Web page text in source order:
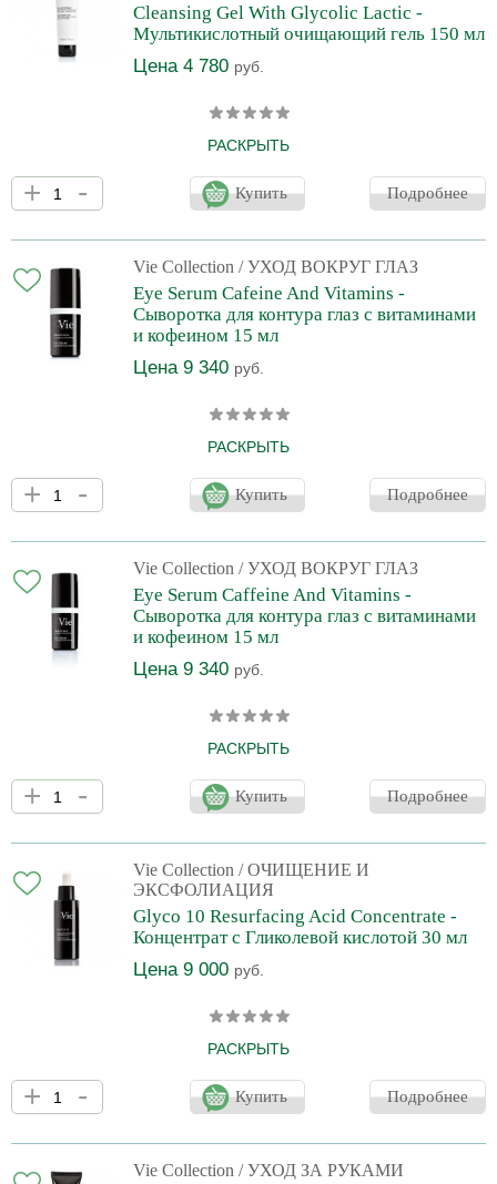
глубокое и быстрое увлажнение, заполняет и
Cleansing Gel With Glycolic Lactic -
Мультикислотный очищающий гель 150 мл
Цена 4 780 руб.
РАСКРЫТЬ
Очищающий гель со свежим ароматом розы, жасмина и ириса
содержит 1% AHA-BHA кислот. Идеально подходит для
очищения комбинированной и жирной кожи. При
умывания ощущение чистоты и свежести. Гликолевая кислота
очищает и обновляет поверхность кожи. Молочная кислота
стимулирует выработку коллагена, уменьшает морщины,
увлажняет и улучшает качество кожи. Салициловая кислота
удаляет омертвевшие к
+ - Купить Подробнее
Vie Collection / УХОД ВОКРУГ ГЛАЗ
Eye Serum Cafeine And Vitamins -
Сыворотка для контура глаз c витаминами
и кофеином 15 мл
Цена 9 340 руб.
РАСКРЫТЬ
Высококонцентрированная сыворотка с флюидной текстурой
"вторая кожа", обеспечивает коже вокруг глаз ощущение
свежести, увлажнения и мгновенного снятия усталости.Кофеин
кровообращение, помогает заметно уменьшить отечность и
темные круги под глазами. Проявляет антиоксидантное
действие и помогает замедлить старение. Ниацинамид придает
сияние коже и уменьшает темные пятна, замедляя трансп
+ - Купить Подробнее
Vie Collection / УХОД ВОКРУГ ГЛАЗ
Eye Serum Caffeine And Vitamins -
Сыворотка для контура глаз c витаминами
и кофеином 15 мл
Цена 9 340 руб.
РАСКРЫТЬ
Высококонцентрированная сыворотка с флюидной текстурой
"вторая кожа", обеспечивает коже вокруг глаз ощущение
свежести, увлажнения и мгновенного снятия усталости. Кофеин
кровообращение, помогает заметно уменьшить отечность и
темные круги под глазами. Проявляет антиоксидантное
действие и помогает замедлить старение. Ниацинамид придает
сияние коже и уменьшает темные пятна, замедляя транс
+ - Купить Подробнее
Vie Collection / ОЧИЩЕНИЕ И
ЭКСФОЛИАЦИЯ
Glyco 10 Resurfacing Acid Concentrate -
Концентрат с Гликолевой кислотой 30 мл
Цена 9 000 руб.
РАСКРЫТЬ
Гелевая сыворотка без ароматизаторов идеально подходит для
подготовки кожи к процедуре химического пилинга. Гликолевая
кислота способствует обновлению, стимулирует клеточную
придает сияние. Пирролидонкарбоновая кислота является
частью натурального увлажняющего фактора, увлажняет и
+ - Купить Подробнее
Vie Collection / УХОД ЗА РУКАМИ